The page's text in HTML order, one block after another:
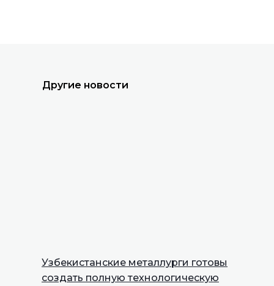
Другие новости
Узбекистанские металлурги готовы
создать полную технологическую